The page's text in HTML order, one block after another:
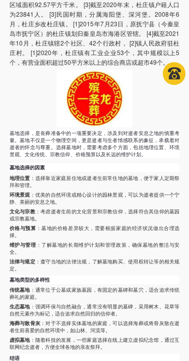
区域面积92.57平方千米。 [3]截至2020年末，杜庄镇户籍人口
为23841人。 [3]民国时期，分属海阳堡、深河堡。2008年6
月，杜庄乡改杜庄镇。 [1]2015年7月23日，原抚宁县（今秦皇
岛市抚宁区）的杜庄镇划归秦皇岛市海港区管辖。 [4]截至2021
年10月，杜庄镇辖2个社区、42个行政村， [2]镇人民政府驻杜
庄村。 [1]2020年，杜庄镇有工业企业53个，其中规模以上5
个，有营业面积超过50平方米以上的综合商店或超市49个。
墓地选择，是丧葬准备中的一项重要决定，涉及到对逝者安息之地的慎重考
量。墓地不仅是一个物理空间，更是逝者与生者情感联系的象征，承载着对
逝者的怀念与尊重。选择墓地时，需要考虑多个方面，包括地理位置、环境
景观、文化传统、宗教信仰、价格预算以及长远的维护计划。
墓地选择的因素
地理位置 ：选择靠近家庭居住地或逝者生前常住地的墓地，便于家人定期祭
拜和管理。
环境景观 ：优美的自然环境或精心设计的园林景观，可以为逝者提供一个宁
静、美丽的安息之地。
文化与宗教：考虑逝者生前的文化背景和宗教信仰，选择符合其信仰的墓园
或宗教墓地。
价格与预算 ：墓地的价格差异较大，需要根据家庭的经济状况做出合理选
择。
维护与管理 ：了解墓地的长期维护计划和管理政策，确保墓地的整洁与安
全。
法律与规定：遵守当地的法律法规，了解墓地购买、使用权转让等的相关规
定。
墓地类型的多样性
传统墓地：通常位于公墓或家族墓园，有固定的墓碑和墓穴，适合追求传统
葬礼的家庭。
生态墓地：强调环保与自然融合，通常没有明显的墓碑，采用树木、花草等
自然元素作为标记，适合追求自然回归的信仰者。
海葬与散骨灰 ：对于不选择实体墓地的家庭，可以选择海葬或将骨灰散在逝
者生前喜爱的自然环境中，如山林、河流等。
虚拟墓地：随着科技的发展，一些家庭选择在线上建立虚拟纪念馆，通过互
联网纪念逝者，方便全球各地的亲友祭拜。
结语